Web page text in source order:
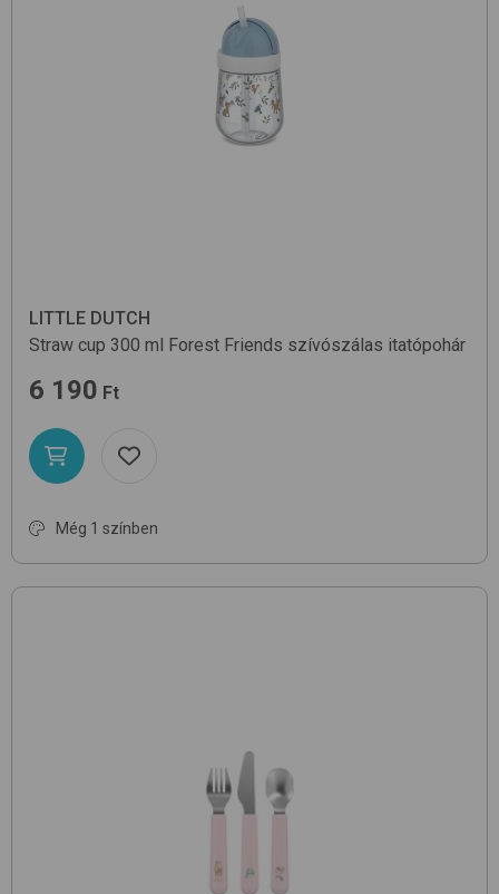
LITTLE DUTCH
Straw cup 300 ml
Forest Friends szívószálas itatópohár
6 190 Ft
Még 1 színben